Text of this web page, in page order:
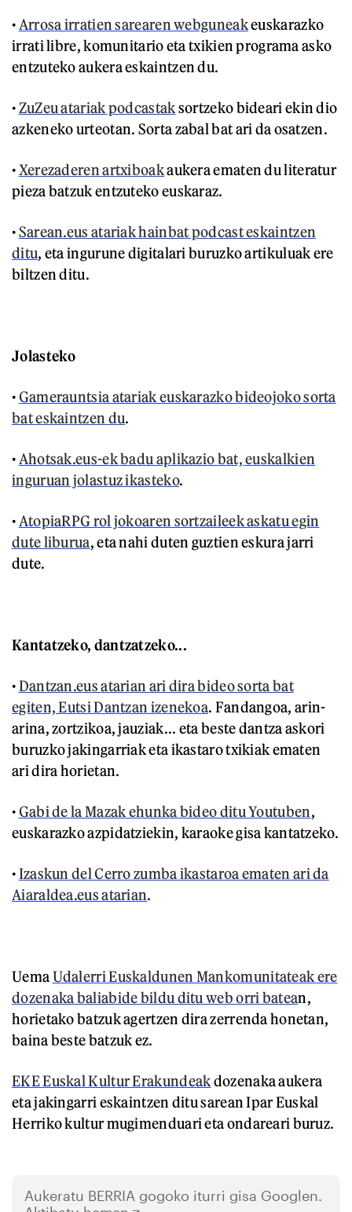
• Arrosa irratien sarearen webguneakeuskarazko
irrati libre, komunitario eta txikien programa asko
entzuteko aukera eskaintzen du.
•ZuZeu atariak podcastaksortzeko bideari ekin dio
azkeneko urteotan. Sorta zabal bat ari da osatzen.
•Xerezaderen artxiboakaukera ematen du literatur
pieza batzuk entzuteko euskaraz.
•Sarean.eus atariak hainbat podcast eskaintzen
ditu, eta ingurune digitalari buruzko artikuluak ere
biltzen ditu.
Jolasteko
•Gamerauntsia atariak euskarazko bideojoko sorta
bat eskaintzen du.
• Ahotsak.eus-ek badu aplikazio bat, euskalkien
inguruan jolastuz ikasteko.
• AtopiaRPG rol jokoaren sortzaileek askatu egin
dute liburua, eta nahi duten guztien eskura jarri
dute.
Kantatzeko, dantzatzeko...
•Dantzan.eus atarian ari dira bideo sorta bat
egiten, Eutsi Dantzan izenekoa. Fandangoa, arin-
arina, zortzikoa, jauziak... eta beste dantza askori
buruzko jakingarriak eta ikastaro txikiak ematen
ari dira horietan.
•Gabi de la Mazak ehunka bideo ditu Youtuben,
euskarazko azpidatziekin, karaoke gisa kantatzeko.
•Izaskun del Cerro zumba ikastaroa ematen ari da
Aiaraldea.eus atarian.
UemaUdalerri Euskaldunen Mankomunitateak ere
dozenaka baliabide bildu ditu web orri batean,
horietako batzuk agertzen dira zerrenda honetan,
baina beste batzuk ez.
EKE Euskal Kultur Erakundeakdozenaka aukera
eta jakingarri eskaintzen ditu sarean Ipar Euskal
Herriko kultur mugimenduari eta ondareari buruz.
Aukeratu BERRIA gogoko iturri gisa Googlen.